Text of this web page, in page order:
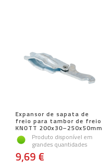
Expansor de sapata de
freio para tambor de freio
KNOTT 200x30–250x50mm
Produto disponível em
grandes quantidades
9,69 €